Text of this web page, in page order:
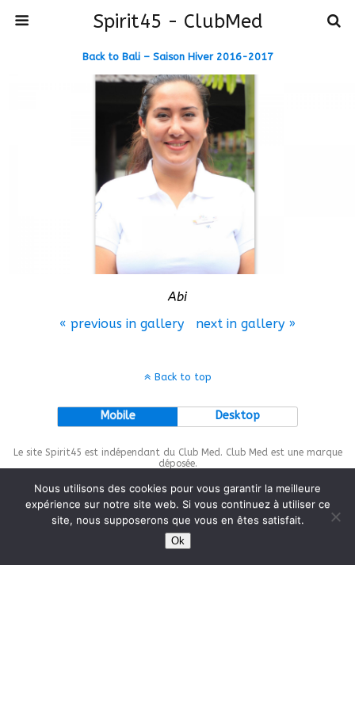
Spirit45 - ClubMed
Back to Bali – Saison Hiver 2016-2017
Abi
« previous in gallery
next in gallery »
Back to top
Mobile Desktop
Le site Spirit45 est indépendant du Club Med. Club Med est une marque
déposée.
This site is protected bywp-copyrightpro.com
Nous utilisons des cookies pour vous garantir la meilleure
expérience sur notre site web. Si vous continuez à utiliser ce
site, nous supposerons que vous en êtes satisfait.
Ok